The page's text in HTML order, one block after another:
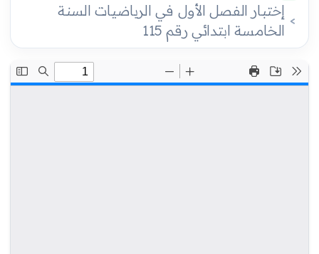
إختبار الفصل الأول في الرياضيات السنة
الخامسة ابتدائي رقم 115